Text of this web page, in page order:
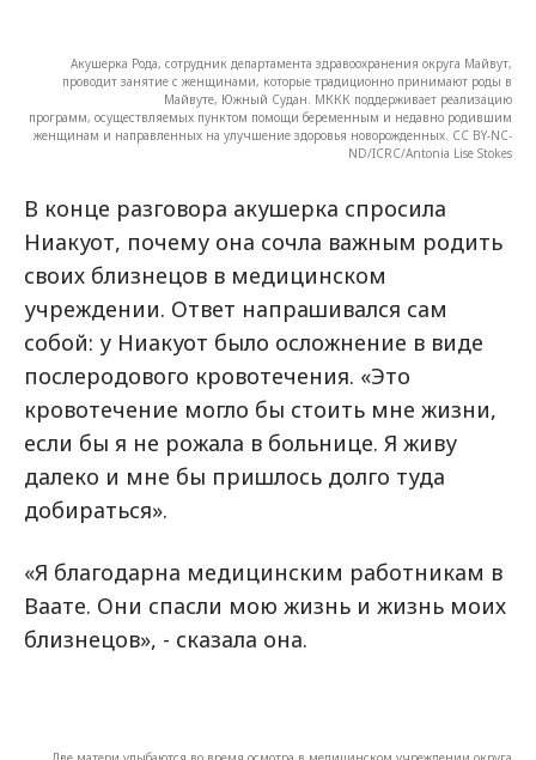
Акушерка Рода, сотрудник департамента здравоохранения округа Майвут,
проводит занятие с женщинами, которые традиционно принимают роды в
Майвуте, Южный Судан. МККК поддерживает реализацию
программ, осуществляемых пунктом помощи беременным и недавно родившим
женщинам и направленных на улучшение здоровья новорожденных. CC BY-NC-
ND/ICRC/Antonia Lise Stokes
В конце разговора акушерка спросила
Ниакуот, почему она сочла важным родить
своих близнецов в медицинском
учреждении. Ответ напрашивался сам
собой: у Ниакуот было осложнение в виде
послеродового кровотечения. «Это
кровотечение могло бы стоить мне жизни,
если бы я не рожала в больнице. Я живу
далеко и мне бы пришлось долго туда
добираться».
«Я благодарна медицинским работникам в
Ваате. Они спасли мою жизнь и жизнь моих
близнецов», - сказала она.